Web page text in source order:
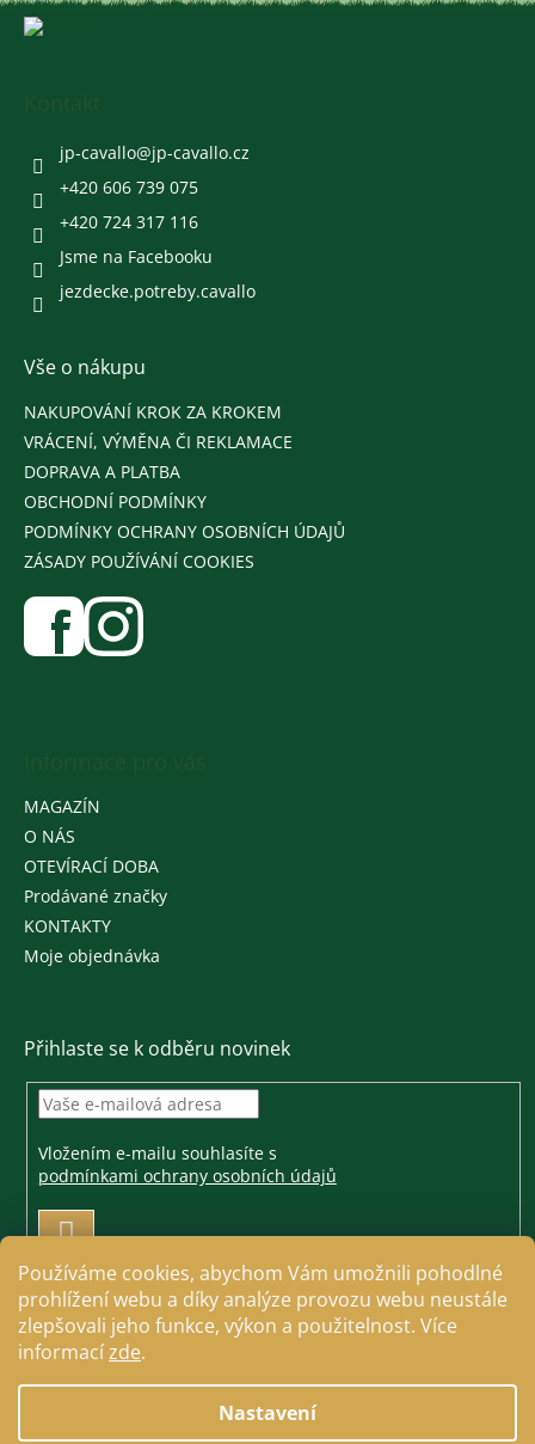
Používáme cookies, abychom Vám umožnili pohodlné
prohlížení webu a díky analýze provozu webu neustále
zlepšovali jeho funkce, výkon a použitelnost. Více
informacízde.
Nastavení
jp-cavallo@jp-cavallo.cz
+420 606 739 075
+420 724 317 116
Jsme na Facebooku
jezdecke.potreby.cavallo
Vše o nákupu
NAKUPOVÁNÍ KROK ZA KROKEM
VRÁCENÍ, VÝMĚNA ČI REKLAMACE
DOPRAVA A PLATBA
OBCHODNÍ PODMÍNKY
PODMÍNKY OCHRANY OSOBNÍCH ÚDAJŮ
ZÁSADY POUŽÍVÁNÍ COOKIES
MAGAZÍN
O NÁS
OTEVÍRACÍ DOBA
Prodávané značky
KONTAKTY
Moje objednávka
Přihlaste se k odběru novinek
Vložením e-mailu souhlasíte s
podmínkami ochrany osobních údajů
PŘIHLÁSIT